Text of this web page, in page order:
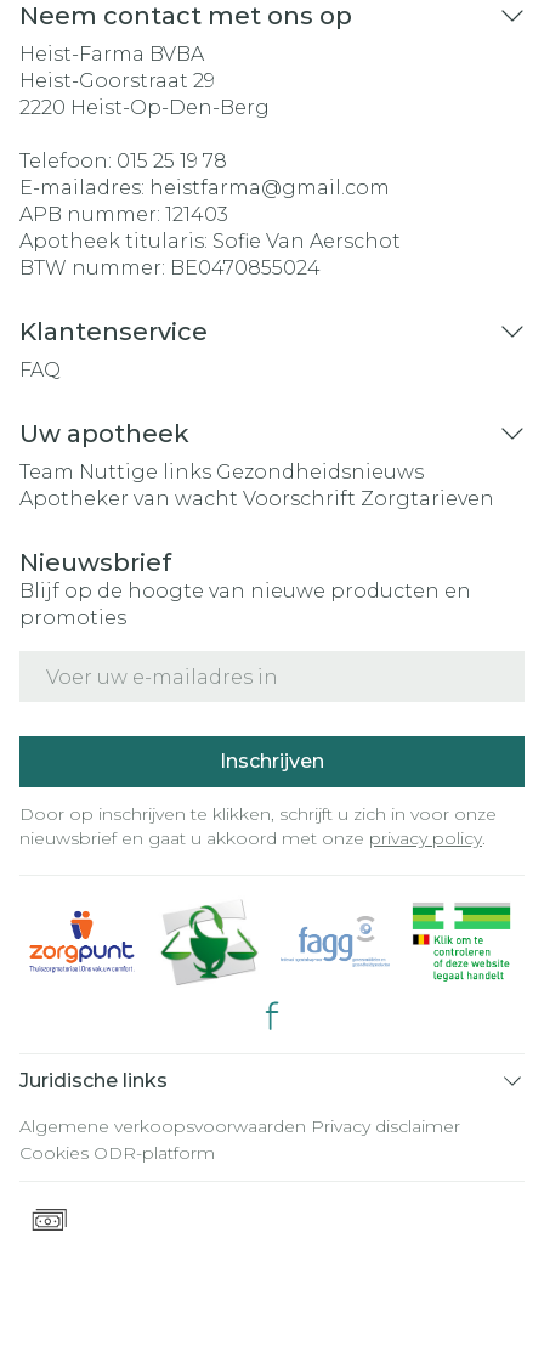
Neem contact met ons op
Heist-Farma BVBA
Heist-Goorstraat 29
2220 Heist-Op-Den-Berg
Telefoon: 015 25 19 78
E-mailadres: heistfarma@gmail.com
APB nummer: 121403
Apotheek titularis: Sofie Van Aerschot
BTW nummer: BE0470855024
Klantenservice
FAQ
Uw apotheek
Team Nuttige links Gezondheidsnieuws
Apotheker van wacht Voorschrift Zorgtarieven
Nieuwsbrief
Blijf op de hoogte van nieuwe producten en
promoties
Inschrijven
Door op inschrijven te klikken, schrijft u zich in voor onze
nieuwsbrief en gaat u akkoord met onze privacy policy.
Juridische links
Algemene verkoopsvoorwaarden Privacy disclaimer
Cookies ODR-platform